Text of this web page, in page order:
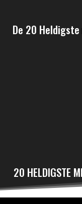
De 20
20 HELDIGSTE